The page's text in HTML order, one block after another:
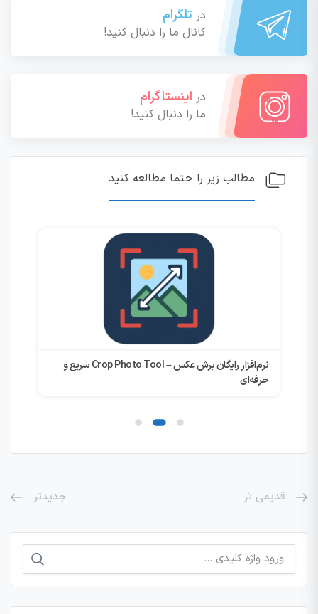
در تلگرام
کانال ما را دنبال کنید!
در اینستاگرام
ما را دنبال کنید!
مطالب زیر را حتما مطالعه کنید
نرم‌افزار رایگان برش عکس – Crop Photo Tool سریع و
حرفه‌ای
قدیمی تر جدیدتر
جستجو
برای: